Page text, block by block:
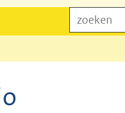
zoeken